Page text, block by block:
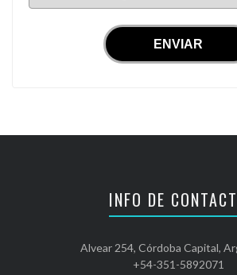
INFO DE
Alvear 254, Córdoba Capital,
+54-351-5892071